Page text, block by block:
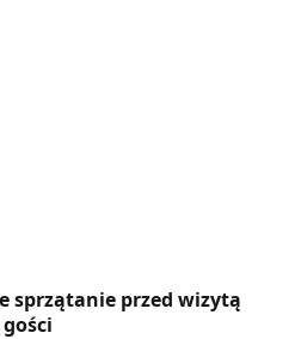
sprzątanie przed wizytą
gości